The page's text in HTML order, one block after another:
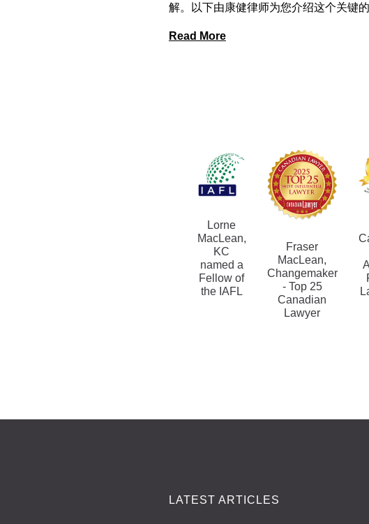
解。以下由康健律师为您介绍这个关键的
Read More
Lorne
MacLean,
KC
named a
Fellow of
the IAFL
Fraser
MacLean,
Changemaker
- Top 25
Canadian
Lawyer
LATEST ARTICLES